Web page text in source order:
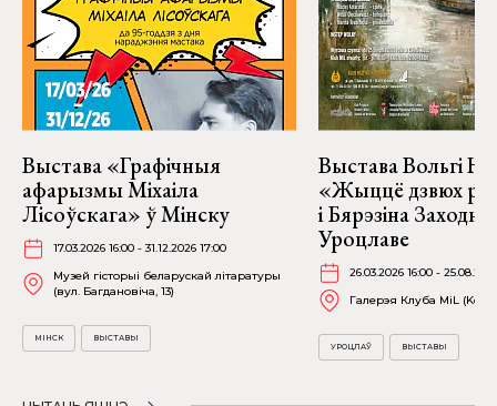
Выстава «Графічныя
афарызмы Міхаіла
Лісоўскага» ў Мінску
17.03.2026 16:00 - 31.12.2026 17:00
Музей гісторыі беларускай літаратуры
(вул. Багдановіча, 13)
МІНСК ВЫСТАВЫ
Выстава Вольгі
«Жыццё дзвюх
і Бярэзіна
Уроцлаве
26.03.2026 16:00 -
Галерэя Клуба MiL
УРОЦЛАЎ ВЫСТАВЫ